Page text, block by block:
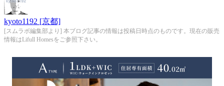
kyoto1192 [京都]
[スムラボ編集部より] 本ブログ記事の情報は投稿日時点のものです。現在の販売
情報はLifull Homesをご参照下さい。